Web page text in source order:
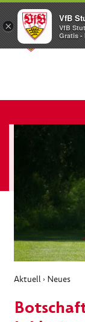
Aktuell › Neues
×
VfB
VfB
Gratis -